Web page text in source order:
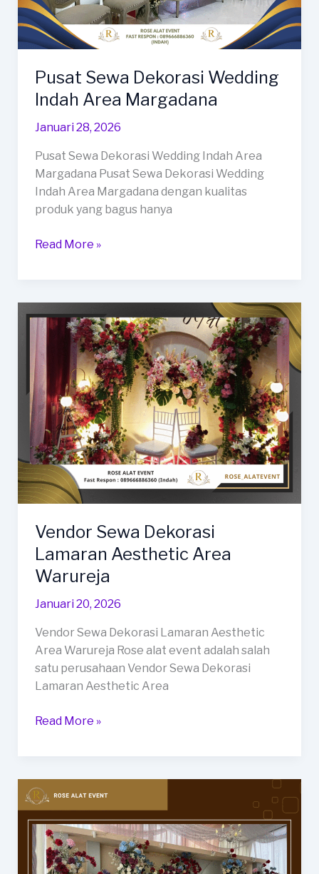
Pusat Sewa Dekorasi Wedding
Indah Area Margadana
Januari 28, 2026
Pusat Sewa Dekorasi Wedding Indah Area
Margadana Pusat Sewa Dekorasi Wedding
Indah Area Margadana dengan kualitas
produk yang bagus hanya
Pusat
Indah
Area
Margadana
Read More »
Vendor Sewa Dekorasi
Lamaran Aesthetic Area
Warureja
Januari 20, 2026
Vendor Sewa Dekorasi Lamaran Aesthetic
Area Warureja Rose alat event adalah salah
satu perusahaan Vendor Sewa Dekorasi
Lamaran Aesthetic Area
Vendor
Aesthetic
Area
Warureja
Read More »